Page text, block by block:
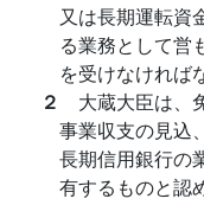
又は長期運転資
る業務として営
を受けなければ
２ 大蔵大臣は、
事業収支の見込
長期信用銀行の
有するものと認